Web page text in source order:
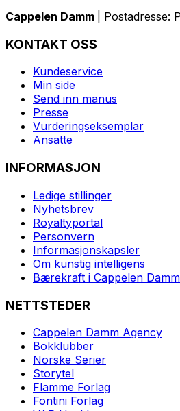
Cappelen Damm |
KONTAKT OSS
Kundeservice
Min side
Send inn manus
Presse
Vurderingseksemplar
Ansatte
INFORMASJON
Ledige stillinger
Nyhetsbrev
Royaltyportal
Personvern
Informasjonskapsler
Om kunstig intelligens
Bærekraft i Cappelen Damm
NETTSTEDER
Cappelen Damm Agency
Bokklubber
Norske Serier
Storytel
Flamme Forlag
Fontini Forlag